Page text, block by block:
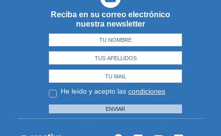
Reciba en su correo electrónico
nuestra newsletter
He leído y acepto las condiciones
ENVIAR